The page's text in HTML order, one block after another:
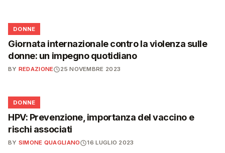
🌸
DONNE
Giornata internazionale contro la violenza sulle
donne: un impegno quotidiano
BY REDAZIONE 25 NOVEMBRE 2023
🌸
DONNE
HPV: Prevenzione, importanza del vaccino e
rischi associati
BY SIMONE QUAGLIANO 16 LUGLIO 2023